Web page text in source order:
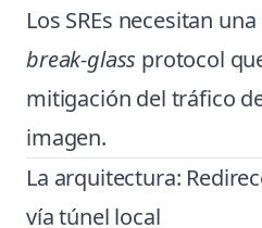
Los SREs necesitan
break-glass protocol
mitigación del tráfico
imagen.
La arquitectura:
vía túnel local